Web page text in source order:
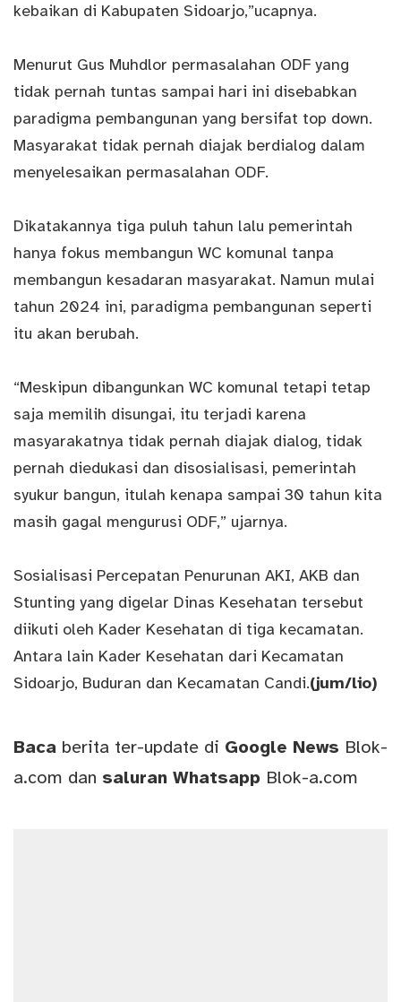
kebaikan di Kabupaten Sidoarjo,”ucapnya.
Menurut Gus Muhdlor permasalahan ODF yang
tidak pernah tuntas sampai hari ini disebabkan
paradigma pembangunan yang bersifat top down.
Masyarakat tidak pernah diajak berdialog dalam
menyelesaikan permasalahan ODF.
Dikatakannya tiga puluh tahun lalu pemerintah
hanya fokus membangun WC komunal tanpa
membangun kesadaran masyarakat. Namun mulai
tahun 2024 ini, paradigma pembangunan seperti
itu akan berubah.
“Meskipun dibangunkan WC komunal tetapi tetap
saja memilih disungai, itu terjadi karena
masyarakatnya tidak pernah diajak dialog, tidak
pernah diedukasi dan disosialisasi, pemerintah
syukur bangun, itulah kenapa sampai 30 tahun kita
masih gagal mengurusi ODF,” ujarnya.
Sosialisasi Percepatan Penurunan AKI, AKB dan
Stunting yang digelar Dinas Kesehatan tersebut
diikuti oleh Kader Kesehatan di tiga kecamatan.
Antara lain Kader Kesehatan dari Kecamatan
Sidoarjo, Buduran dan Kecamatan Candi.(jum/lio)
Baca berita ter-update di Google News Blok-
a.com dan saluran Whatsapp Blok-a.com